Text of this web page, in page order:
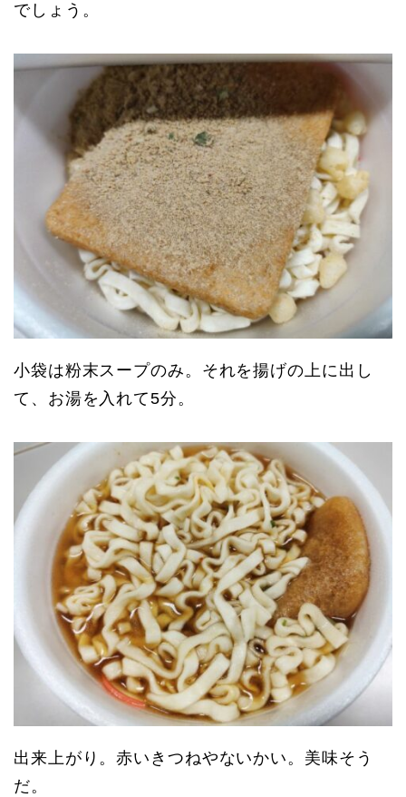
でしょう。
小袋は粉末スープのみ。それを揚げの上に出し
て、お湯を入れて5分。
出来上がり。赤いきつねやないかい。美味そう
だ。